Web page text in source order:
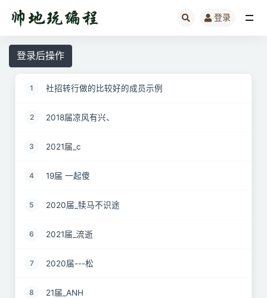
登录
登录后操作
1 社招转行做的比较好的成员示例
2 2018届凉风有兴、
3 2021届_c
4 19届 一起傻
5 2020届_犊马不识途
6 2021届_流逝
7 2020届---松
8 21届_ANH